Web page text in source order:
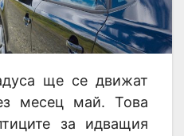
ще се движат
месец май. Това
за идващия